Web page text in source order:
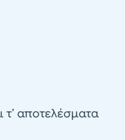
τ’ αποτελέσματα